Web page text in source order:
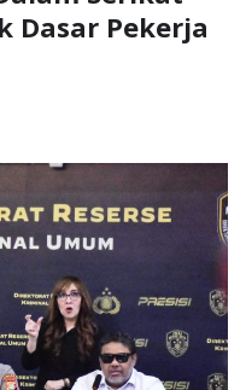
Dasar Pekerja